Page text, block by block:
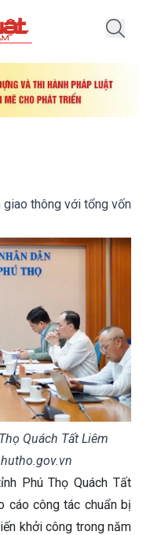
giao thông với tổng vốn
Quách Tất Liêm
Phú Thọ Quách Tất
cáo công tác chuẩn bị
khởi công trong năm